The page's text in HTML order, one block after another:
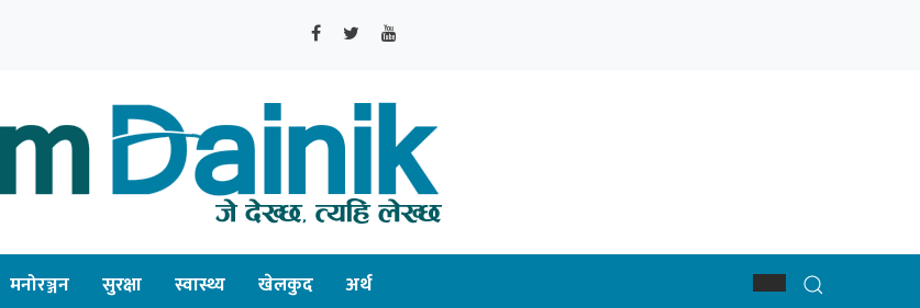
मनोरञ्जन सुरक्षा स्वास्थ्य खेलकुद अर्थ